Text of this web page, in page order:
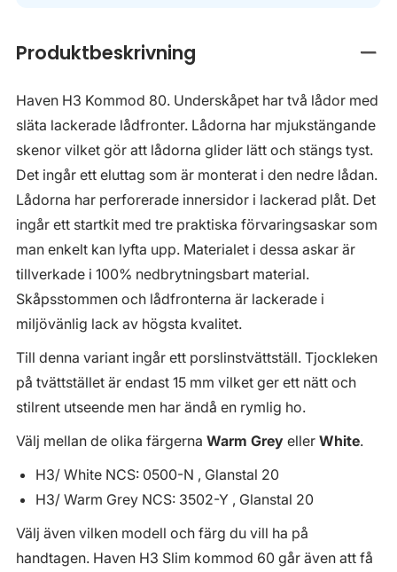
Produktbeskrivning
Haven H3 Kommod 80. Underskåpet har två lådor med
släta lackerade lådfronter. Lådorna har mjukstängande
skenor vilket gör att lådorna glider lätt och stängs tyst.
Det ingår ett eluttag som är monterat i den nedre lådan.
Lådorna har perforerade innersidor i lackerad plåt. Det
ingår ett startkit med tre praktiska förvaringsaskar som
man enkelt kan lyfta upp. Materialet i dessa askar är
tillverkade i 100% nedbrytningsbart material.
Skåpsstommen och lådfronterna är lackerade i
miljövänlig lack av högsta kvalitet.
Till denna variant ingår ett porslinstvättställ. Tjockleken
på tvättstället är endast 15 mm vilket ger ett nätt och
stilrent utseende men har ändå en rymlig ho.
Välj mellan de olika färgerna Warm Grey eller White.
H3/ White NCS: 0500-N , Glanstal 20
H3/ Warm Grey NCS: 3502-Y , Glanstal 20
Välj även vilken modell och färg du vill ha på
handtagen. Haven H3 Slim kommod 60 går även att få